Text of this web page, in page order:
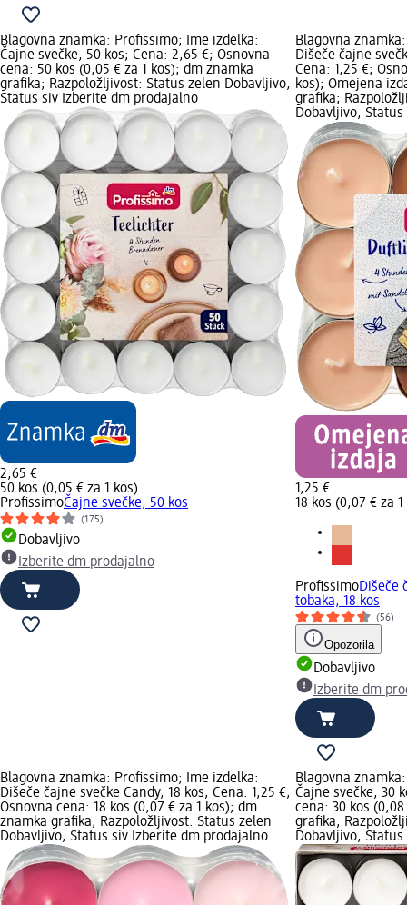
Blagovna znamka: Profissimo; Ime izdelka:
Čajne svečke, 50 kos; Cena: 2,65 €; Osnovna
cena: 50 kos (0,05 € za 1 kos); dm znamka
grafika; Razpoložljivost: Status zelen Dobavljivo,
Status siv Izberite dm prodajalno
2,65 €
50 kos (0,05 € za 1 kos)
ProfissimoČajne svečke, 50 kos
(175)
Dobavljivo
Izberite dm prodajalno
Blagovna
Dišeče čajne
Cena: 1,25 €;
kos); Omejena
grafika;
Dobavljivo,
1,25 €
18 kos (0,07 € za 1
ProfissimoDišeče
tobaka, 18 kos
(56)
Opozorila
Dobavljivo
Izberite dm
Blagovna znamka: Profissimo; Ime izdelka:
Dišeče čajne svečke Candy, 18 kos; Cena: 1,25 €;
Osnovna cena: 18 kos (0,07 € za 1 kos); dm
znamka grafika; Razpoložljivost: Status zelen
Dobavljivo, Status siv Izberite dm prodajalno
Blagovna
Čajne svečke, 30
cena: 30 kos
grafika;
Dobavljivo,